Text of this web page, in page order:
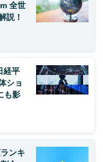
全世
説！
経平
ショ
も影
ンキ